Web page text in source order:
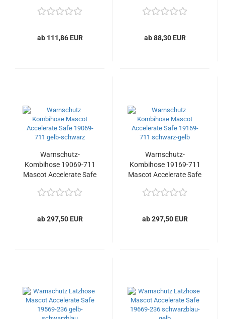
ab 111,86 EUR ab 88,30 EUR
Warnschutz-
Kombihose 19069-711
Mascot Accelerate Safe
ab 297,50 EUR
Warnschutz-
Kombihose 19169-711
Mascot Accelerate Safe
ab 297,50 EUR